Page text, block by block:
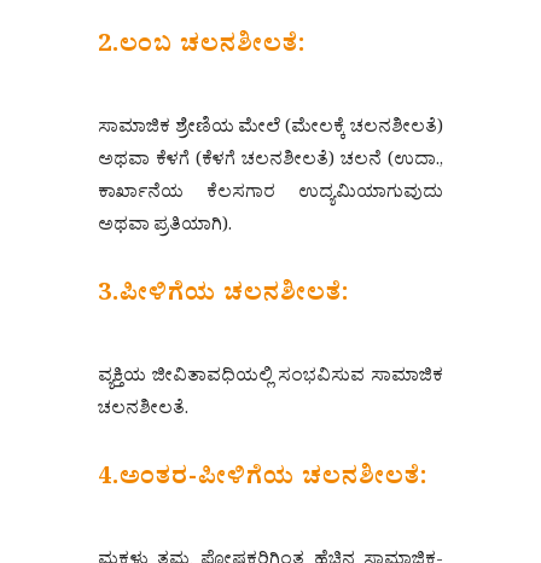
2.ಲಂಬ ಚಲನಶೀಲತೆ:
ಸಾಮಾಜಿಕ ಶ್ರೇಣಿಯ ಮೇಲೆ (ಮೇಲಕ್ಕೆ ಚಲನಶೀಲತೆ)
ಅಥವಾ ಕೆಳಗೆ (ಕೆಳಗೆ ಚಲನಶೀಲತೆ) ಚಲನೆ (ಉದಾ.,
ಕಾರ್ಖಾನೆಯ ಕೆಲಸಗಾರ ಉದ್ಯಮಿಯಾಗುವುದು
ಅಥವಾ ಪ್ರತಿಯಾಗಿ).
3.ಪೀಳಿಗೆಯ ಚಲನಶೀಲತೆ:
ವ್ಯಕ್ತಿಯ ಜೀವಿತಾವಧಿಯಲ್ಲಿ ಸಂಭವಿಸುವ ಸಾಮಾಜಿಕ
ಚಲನಶೀಲತೆ.
4.ಅಂತರ-ಪೀಳಿಗೆಯ ಚಲನಶೀಲತೆ: